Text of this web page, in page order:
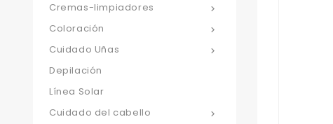

Cremas-limpiadores

Coloración

Cuidado Uñas
Depilación
Línea Solar

Cuidado del cabello